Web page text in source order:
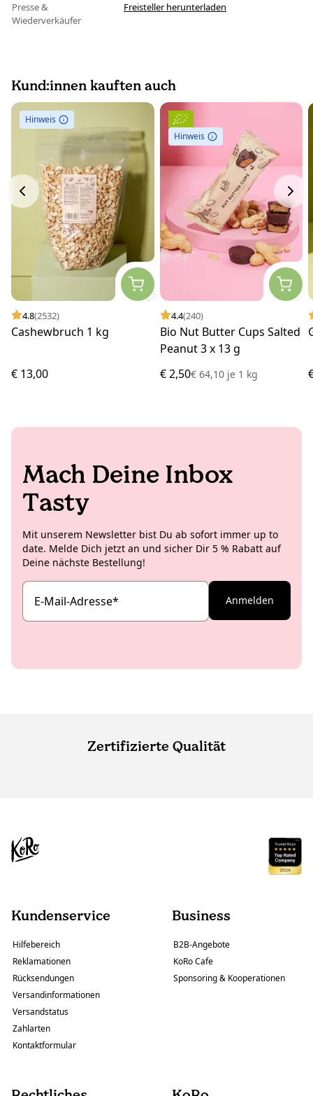
Presse &
Wiederverkäufer
Freisteller herunterladen
Kund:innen kauften auch
Hinweis
4.8(2532)
Cashewbruch 1 kg
€ 13,00
Hinweis
4.4(240)
Bio Nut Butter Cups Salted
Peanut 3 x 13 g
€ 2,50€ 64,10 je1 kg
Mach Deine Inbox
Tasty
Mit unserem Newsletter bist Du ab sofort immer up to
date. Melde Dich jetzt an und sicher Dir 5 % Rabatt auf
Deine nächste Bestellung!
E-Mail-Adresse* Anmelden
Zertifizierte Qualität
Kundenservice
Hilfebereich
Reklamationen
Rücksendungen
Versandinformationen
Versandstatus
Zahlarten
Kontaktformular
Business
B2B-Angebote
KoRo Cafe
Sponsoring & Kooperationen